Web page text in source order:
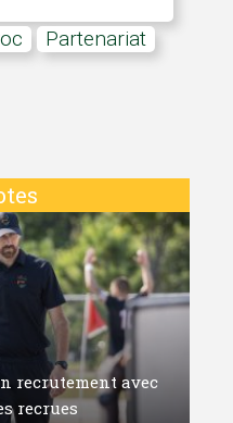
partenariat
recrutement avec
recrues